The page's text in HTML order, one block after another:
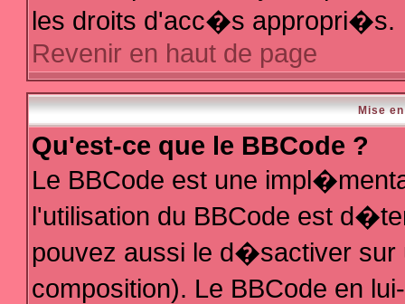
les droits d'acc�s appropri�s.
Revenir en haut de page
Mise
Qu'est-ce que le BBCode ?
Le BBCode est une
l'utilisation du BBCode est
pouvez aussi le d�sactiver sur
composition). Le BBCode en